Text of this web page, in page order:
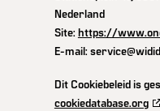
Nederland
Site: https://
E-mail: service@
Dit Cookiebeleid is
cookiedatabase.org